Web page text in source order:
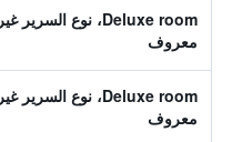
Deluxe room، نوع السرير غير
معروف
Deluxe room، نوع السرير غير
معروف